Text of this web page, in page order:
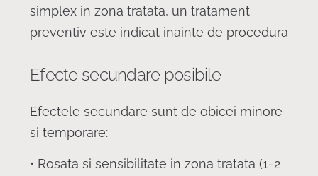
simplex in zona tratata, un tratament
preventiv este indicat inainte de procedura
Efecte secundare posibile
Efectele secundare sunt de obicei minore
si temporare:
• Rosata si sensibilitate in zona tratata (1-2